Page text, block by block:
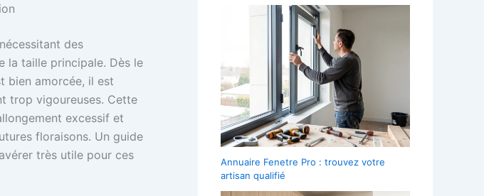
des
la taille principale. Dès le
bien amorcée, il est
trop vigoureuses. Cette
excessif et
floraisons. Un guide
très utile pour ces
Annuaire Fenetre Pro : trouvez votre
artisan qualifié